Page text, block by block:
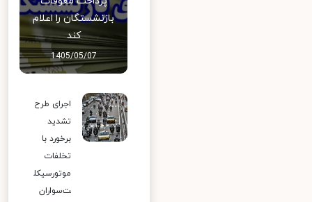
بازنشستگان را اعلام
کند
1405/05/07
اجرای طرح
تشدید
برخورد با
تخلفات
موتورسیکل
ت‌سواران